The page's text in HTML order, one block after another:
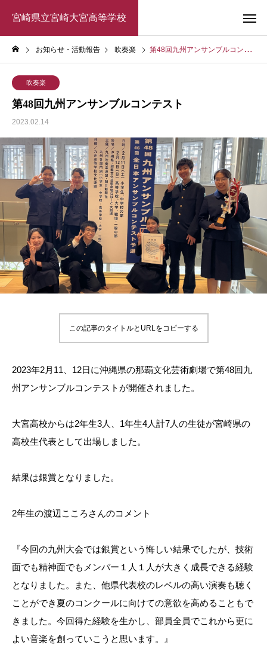
宮崎県立宮崎大宮高等学校
お知らせ・活動報告 吹奏楽 第48回九州アンサンブルコンテスト
吹奏楽
第48回九州アンサンブルコンテスト
2023.02.14
この記事のタイトルとURLをコピーする
2023年2月11、12日に沖縄県の那覇文化芸術劇場で第48回九
州アンサンブルコンテストが開催されました。
大宮高校からは2年生3人、1年生4人計7人の生徒が宮崎県の
高校生代表として出場しました。
結果は銀賞となりました。
2年生の渡辺こころさんのコメント
『今回の九州大会では銀賞という悔しい結果でしたが、技術
面でも精神面でもメンバー１人１人が大きく成長できる経験
となりました。また、他県代表校のレベルの高い演奏も聴く
ことができ夏のコンクールに向けての意欲を高めることもで
きました。今回得た経験を生かし、部員全員でこれから更に
よい音楽を創っていこうと思います。』